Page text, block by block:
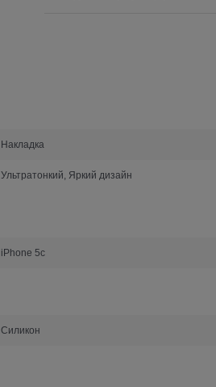
Накладка
Ультратонкий, Яркий дизайн
iPhone 5c
Силикон